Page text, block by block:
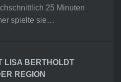
25 Minuten
spielte sie…
LISA BERTHOLDT
REGION